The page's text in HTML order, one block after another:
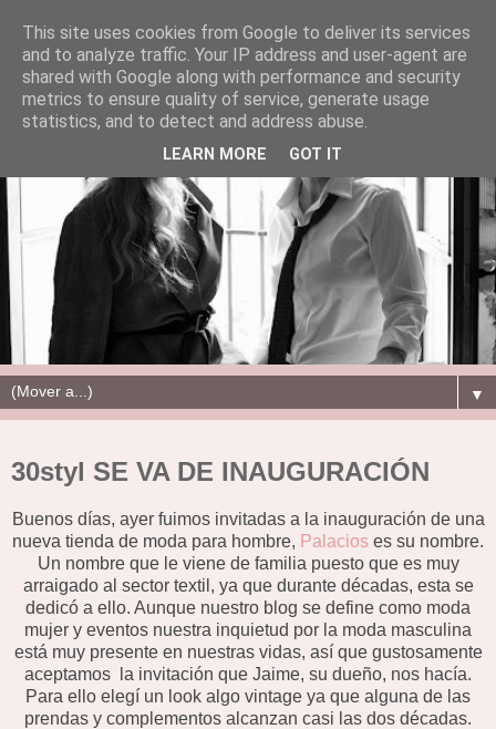
▼
30styl SE VA DE INAUGURACIÓN
Buenos días, ayer fuimos invitadas a la inauguración de una
nueva tienda de moda para hombre, Palacios es su nombre.
Un nombre que le viene de familia puesto que es muy
arraigado al sector textil, ya que durante décadas, esta se
dedicó a ello. Aunque nuestro blog se define como moda
mujer y eventos nuestra inquietud por la moda masculina
está muy presente en nuestras vidas, así que gustosamente
aceptamos la invitación que Jaime, su dueño, nos hacía.
Para ello elegí un look algo vintage ya que alguna de las
prendas y complementos alcanzan casi las dos décadas.
This site uses cookies from Google to deliver its services
and to analyze traffic. Your IP address and user-agent are
shared with Google along with performance and security
metrics to ensure quality of service, generate usage
statistics, and to detect and address abuse.
LEARN MORE GOT IT